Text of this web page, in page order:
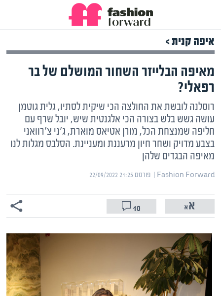
איפה קנית >
מאיפה הבלייזר השחור המושלם של בר
רפאלי?
רוסלנה לובשת את החולצה הכי שיקית לסתיו, גלית גוטמן
עושה גשש בלש בצורה הכי אלגנטית שיש, יובל שרף עם
חליפה שמנצחת הכל, מורן אטיאס מוארת, ג'ני צ'רוואני
בצבע מדויק ושחר חיון מרעננת ומעניינת. הסלבס מגלות לנו
מאיפה הבגדים שלהן
Fashion Forward | ‏ פורסם ‎22/09/2022 21:25
10